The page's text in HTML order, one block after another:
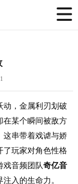
动，金属利刃划破
在某个瞬间被敌方
串带着戏谑与娇
了玩家对角色性格
戏音频团队奇亿音
入的生命力。